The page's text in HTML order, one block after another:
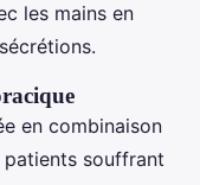
les mains en
en combinaison
souffrant